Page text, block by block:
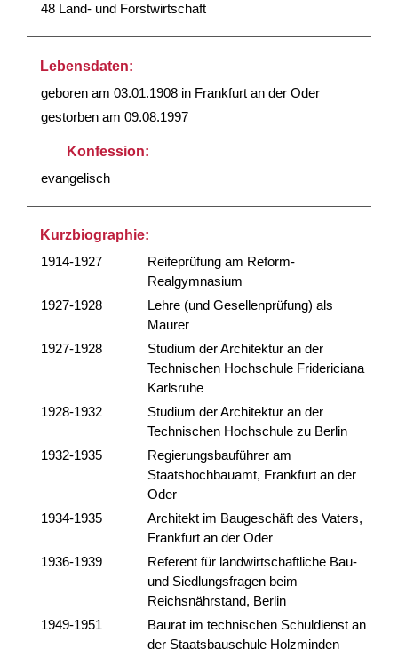
48 Land- und Forstwirtschaft
Lebensdaten:
geboren am 03.01.1908 in Frankfurt an der Oder
gestorben am 09.08.1997
Konfession:
evangelisch
Kurzbiographie:
1914-1927
Reifeprüfung am Reform-
Realgymnasium
1927-1928
Lehre (und Gesellenprüfung) als
Maurer
1927-1928
Studium der Architektur an der
Technischen Hochschule Fridericiana
Karlsruhe
1928-1932
Studium der Architektur an der
Technischen Hochschule zu Berlin
1932-1935
Regierungsbauführer am
Staatshochbauamt, Frankfurt an der
Oder
1934-1935
Architekt im Baugeschäft des Vaters,
Frankfurt an der Oder
1936-1939
Referent für landwirtschaftliche Bau-
und Siedlungsfragen beim
Reichsnährstand, Berlin
1949-1951
Baurat im technischen Schuldienst an
der Staatsbauschule Holzminden